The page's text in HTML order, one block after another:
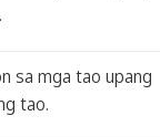
sa mga tao upang
tao.